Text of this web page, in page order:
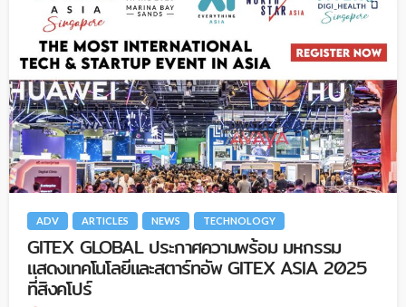
ADV ARTICLES NEWS TECHNOLOGY
GITEX GLOBAL ประกาศความพร้อม มหกรรม
แสดงเทคโนโลยีและสตาร์ทอัพ GITEX ASIA 2025
ที่สิงคโปร์